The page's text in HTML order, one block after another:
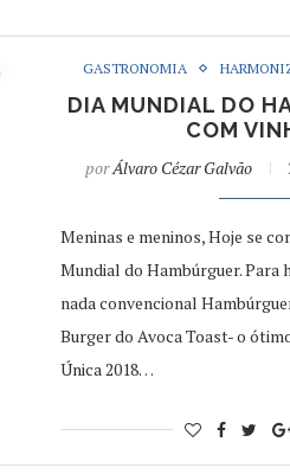
GASTRONOMIA
DIA MUNDIAL DO
COM
porÁlvaro Cézar Galvão
Meninas e meninos, Hoje se
Mundial do Hambúrguer. Para
nada convencional
Burger do Avoca Toast- o
Única 2018…